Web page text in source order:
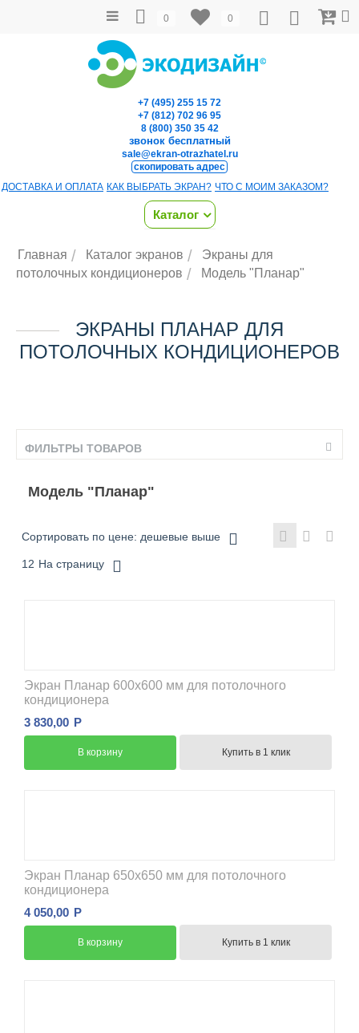
0
0
+7 (495) 255 15 72
+7 (812) 702 96 95
8 (800) 350 35 42
звонок бесплатный
sale@ekran-otrazhatel.ru
скопировать адрес
ДОСТАВКА И ОПЛАТА КАК ВЫБРАТЬ ЭКРАН? ЧТО С МОИМ ЗАКАЗОМ?
Каталог
Главная / Каталог экранов /
Экраны для
потолочных кондиционеров / Модель "Планар"
ЭКРАНЫ ПЛАНАР ДЛЯ
ПОТОЛОЧНЫХ КОНДИЦИОНЕРОВ
ФИЛЬТРЫ ТОВАРОВ
Модель "Планар"
Сортировать по цене: дешевые выше
12 На страницу
Экран Планар 600x600 мм для потолочного
кондиционера
3 830,00 Р
В корзину Купить в 1 клик
Экран Планар 650x650 мм для потолочного
кондиционера
4 050,00 Р
В корзину Купить в 1 клик